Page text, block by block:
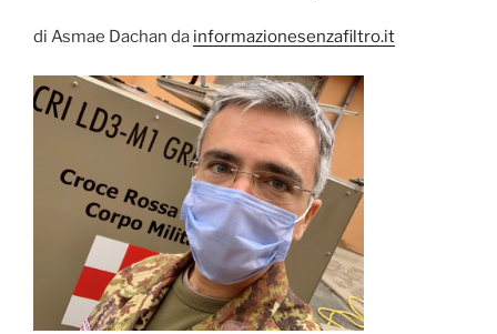
di Asmae Dachan da informazionesenzafiltro.it